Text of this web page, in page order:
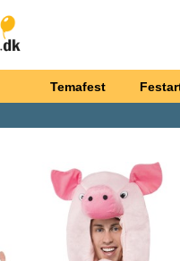
Temafest